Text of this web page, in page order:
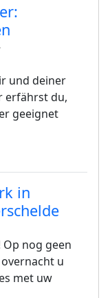
und deiner
erfährst du,
geeignet
in
nog geen
u
met uw